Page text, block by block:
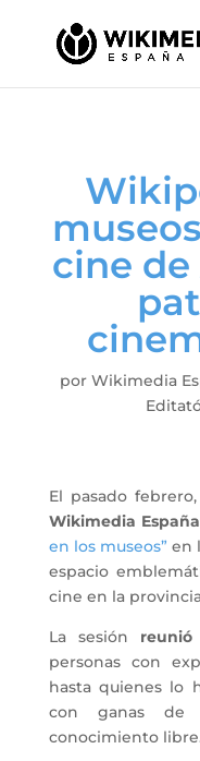
cine
por Wikimedia
El pasado febrero,
Wikimedia
en los museos” en
espacio
cine en la
La sesión
personas con
hasta quienes lo
con ganas de
conocimiento